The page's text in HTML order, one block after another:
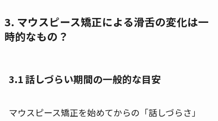
3. マウスピース矯正による滑舌の変化は一
時的なもの？
3.1 話しづらい期間の一般的な目安
マウスピース矯正を始めてからの「話しづらさ」